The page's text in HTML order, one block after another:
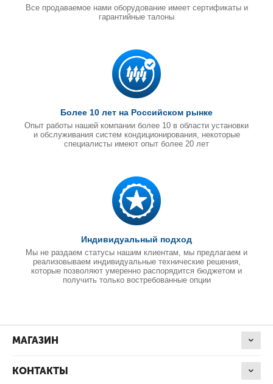
Все продаваемое нами оборудование имеет сертификаты и
гарантийные талоны
Более 10 лет на Российском рынке
Опыт работы нашей компании более 10 в области установки
и обслуживания систем кондиционирования, некоторые
специалисты имеют опыт более 20 лет
Индивидуальный подход
Мы не раздаем статусы нашим клиентам, мы предлагаем и
реализовываем индивидуальные технические решения,
которые позволяют умеренно распорядится бюджетом и
получить только востребованные опции
МАГАЗИН
КОНТАКТЫ